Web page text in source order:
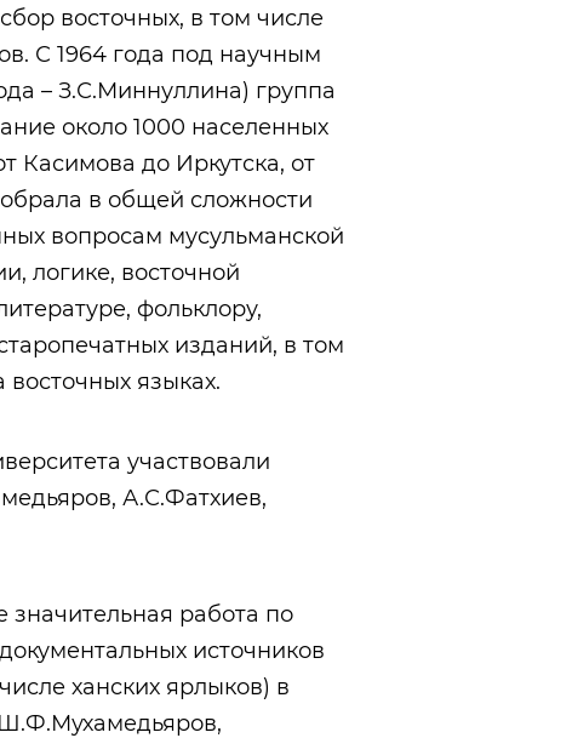
восточных, в том числе
С 1964 года под научным
– З.С.Миннуллина) группа
около 1000 населенных
Касимова до Иркутска, от
в общей сложности
вопросам мусульманской
логике, восточной
фольклору,
изданий, в том
языках.
участвовали
А.С.Фатхиев,
работа по
источников
ханских ярлыков) в